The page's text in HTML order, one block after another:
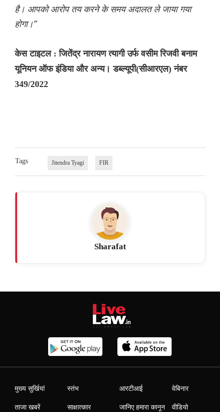
है। आपको आरोप तय करने के समय अदालत ले जाया गया
होगा।”
केस टाइटल : जितेंद्र नारायण त्यागी उर्फ ​​वसीम रिजवी बनाम
यूनियन ऑफ इंडिया और अन्य। डब्ल्यूपी(सीआरएल) नंबर
349/2022
Tags Jitendra Tyagi FIR
Sharafat
मुख्य सुर्खियां
ताजा खबरें
स्तंभ
साक्षात्कार
आरटीआई
जानिए हमारा कानून
वेबिनार
वीडियो